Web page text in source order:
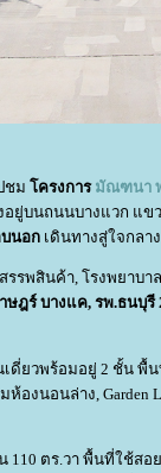
ชม ครงการ มัณฑนา
อยู่บนถนนบางแวก แข
นอก เดินทางสู่ใจกลา
รรพสินค้า, โรงพยาบ
ร์ บางแค, รพ.ธนบุรี
เดี่ยวพร้อมอยู่ 2 ชั้น พื้
งนอนล่าง, Garden
ตร.วา พื้นที่ใช้สอ